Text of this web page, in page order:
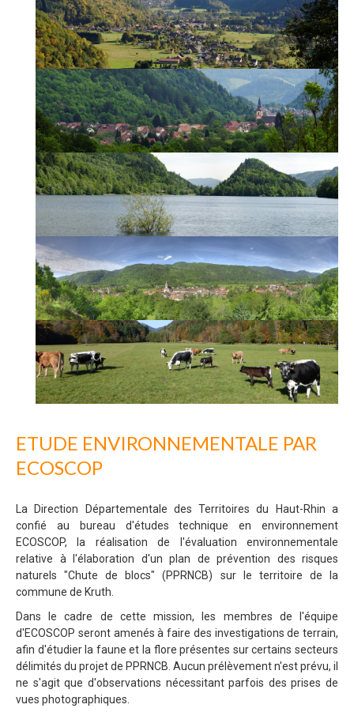
ETUDE ENVIRONNEMENTALE PAR
ECOSCOP
La Direction Départementale des Territoires du Haut-Rhin a
confié au bureau d'études technique en environnement
ECOSCOP, la réalisation de l'évaluation environnementale
relative à l'élaboration d'un plan de prévention des risques
naturels "Chute de blocs" (PPRNCB) sur le territoire de la
commune de Kruth.
Dans le cadre de cette mission, les membres de l'équipe
d'ECOSCOP seront amenés à faire des investigations de terrain,
afin d'étudier la faune et la flore présentes sur certains secteurs
délimités du projet de PPRNCB. Aucun prélèvement n'est prévu, il
ne s'agit que d'observations nécessitant parfois des prises de
vues photographiques.